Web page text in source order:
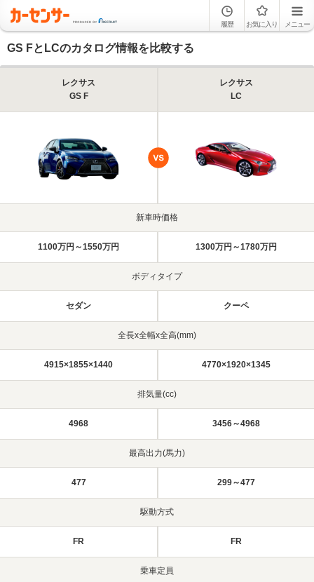
履歴 お気に入り メニュー
GS FとLCのカタログ情報を比較する
レクサス
GS F
レクサス
LC
新車時価格
1100万円～1550万円 1300万円～1780万円
ボディタイプ
セダン クーペ
全長x全幅x全高(mm)
4915×1855×1440 4770×1920×1345
排気量(cc)
4968 3456～4968
最高出力(馬力)
477 299～477
駆動方式
FR FR
乗車定員